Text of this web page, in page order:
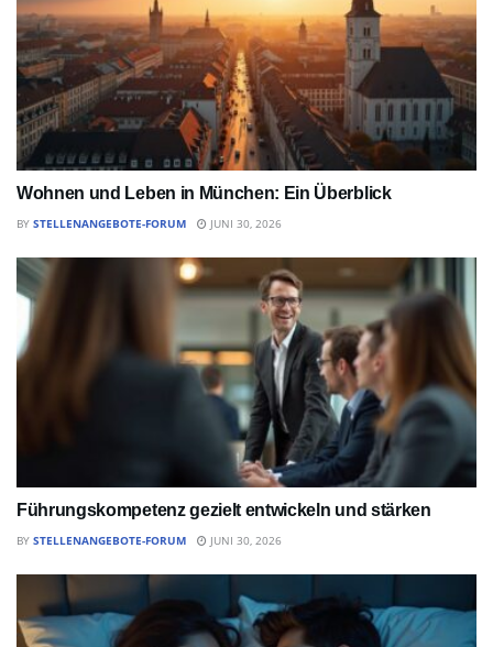
Wohnen und Leben in München: Ein Überblick
BY STELLENANGEBOTE-FORUM JUNI 30, 2026
Führungskompetenz gezielt entwickeln und stärken
BY STELLENANGEBOTE-FORUM JUNI 30, 2026